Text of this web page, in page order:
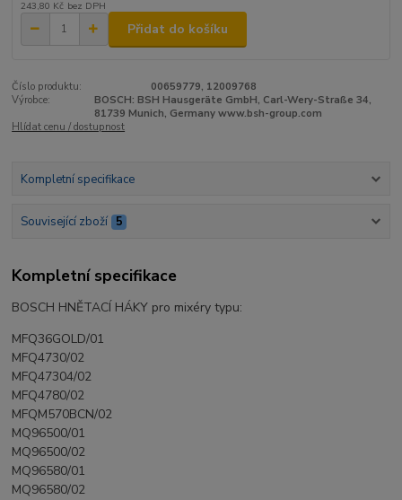
243,80 Kč bez DPH
Přidat do košíku
Číslo produktu:
00659779, 12009768
Výrobce:
BOSCH: BSH Hausgeräte GmbH, Carl-Wery-Straße 34,
81739 Munich, Germany www.bsh-group.com
Hlídat cenu / dostupnost
Kompletní specifikace
Související zboží 5
Kompletní specifikace
BOSCH HNĚTACÍ HÁKY pro mixéry typu:
MFQ36GOLD/01
MFQ4730/02
MFQ47304/02
MFQ4780/02
MFQM570BCN/02
MQ96500/01
MQ96500/02
MQ96580/01
MQ96580/02